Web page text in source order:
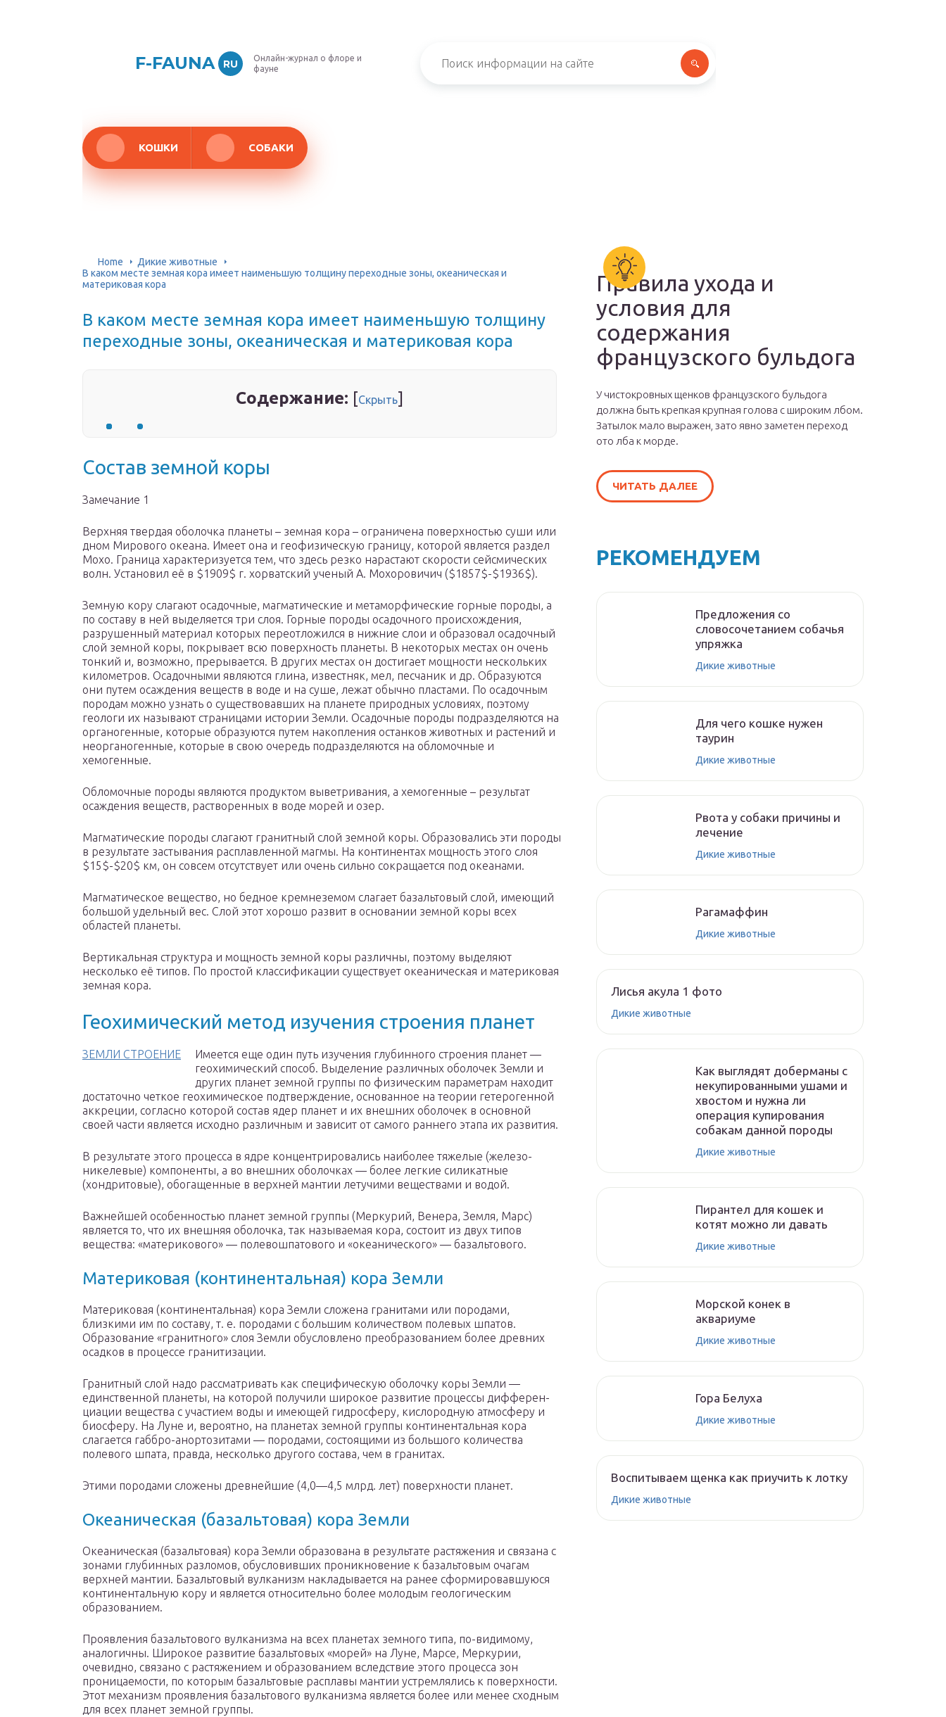
F-FAUNA RU
Онлайн-журнал о флоре и
фауне
КОШКИ СОБАКИ
Home
Дикие животные
В каком месте земная кора имеет наименьшую толщину переходные зоны, океаническая и
материковая кора
В каком месте земная кора имеет наименьшую толщину
переходные зоны, океаническая и материковая кора
Содержание: [Скрыть]
Состав земной коры
Замечание 1
Верхняя твердая оболочка планеты – земная кора – ограничена поверхностью суши или
дном Мирового океана. Имеет она и геофизическую границу, которой является раздел
Мохо. Граница характеризуется тем, что здесь резко нарастают скорости сейсмических
волн. Установил её в $1909$ г. хорватский ученый А. Мохоровичич ($1857$-$1936$).
Земную кору слагают осадочные, магматические и метаморфические горные породы, а
по составу в ней выделяется три слоя. Горные породы осадочного происхождения,
разрушенный материал которых переотложился в нижние слои и образовал осадочный
слой земной коры, покрывает всю поверхность планеты. В некоторых местах он очень
тонкий и, возможно, прерывается. В других местах он достигает мощности нескольких
километров. Осадочными являются глина, известняк, мел, песчаник и др. Образуются
они путем осаждения веществ в воде и на суше, лежат обычно пластами. По осадочным
породам можно узнать о существовавших на планете природных условиях, поэтому
геологи их называют страницами истории Земли. Осадочные породы подразделяются на
органогенные, которые образуются путем накопления останков животных и растений и
неорганогенные, которые в свою очередь подразделяются на обломочные и
хемогенные.
Обломочные породы являются продуктом выветривания, а хемогенные – результат
осаждения веществ, растворенных в воде морей и озер.
Магматические породы слагают гранитный слой земной коры. Образовались эти породы
в результате застывания расплавленной магмы. На континентах мощность этого слоя
$15$-$20$ км, он совсем отсутствует или очень сильно сокращается под океанами.
Магматическое вещество, но бедное кремнеземом слагает базальтовый слой, имеющий
большой удельный вес. Слой этот хорошо развит в основании земной коры всех
областей планеты.
Вертикальная структура и мощность земной коры различны, поэтому выделяют
несколько её типов. По простой классификации существует океаническая и материковая
земная кора.
Геохимический метод изучения строения планет
ЗЕМЛИ СТРОЕНИЕ
Имеется еще один путь изучения глубинного строения пла­нет —
геохимический способ. Выделение различных оболочек Земли и
других планет земной группы по физическим параметрам находит
достаточно четкое геохимическое подтверждение, основанное на теории гетерогенной
аккреции, согласно кото­рой состав ядер планет и их внешних оболочек в основной
своей части является исходно различным и зависит от само­го раннего этапа их развития.
В результате этого процесса в ядре концентрировались наиболее тяжелые (железо-
никелевые) компоненты, а во внешних оболочках — более легкие сили­катные
(хондритовые), обогащенные в верхней мантии лету­чими веществами и водой.
Важнейшей особенностью планет земной группы (Меркурий, Венера, Земля, Марс)
явля­ется то, что их внешняя оболочка, так называемая кора, со­стоит из двух типов
вещества: «материкового» — полевошпа­тового и «океанического» — базальтового.
Материковая (континентальная) кора Земли
Материковая (континентальная) кора Земли сложена гранитами или породами,
близкими им по составу, т. е. породами с большим количеством полевых шпатов.
Образование «гра­нитного» слоя Земли обусловлено преобразованием более древних
осадков в процессе гранитизации.
Гранитный слой надо рассматривать как специ­фическую оболочку коры Земли —
единственной планеты, на которой получили широкое развитие процессы дифферен­
циации вещества с участием воды и имеющей гидросферу, кислородную атмосферу и
биосферу. На Луне и, вероятно, на планетах земной группы континентальная кора
слагается габбро-анортозитами — породами, состоящими из большого количества
полевого шпата, правда, несколько другого соста­ва, чем в гранитах.
Этими породами сложены древнейшие (4,0—4,5 млрд. лет) поверхности планет.
Океаническая (базальтовая) кора Земли
Океаническая (базальтовая) кора Земли образована в ре­зультате растяжения и связана с
зонами глубинных разло­мов, обусловивших проникновение к базальтовым очагам
верхней мантии. Базальтовый вулканизм накладывается на ра­нее сформировавшуюся
континентальную кору и является от­носительно более молодым геологическим
образованием.
Проявления базаль­тового вулканизма на всех планетах земного типа, по-видимому,
аналогичны. Широкое развитие базальтовых «морей» на Луне, Марсе, Меркурии,
очевидно, связано с растяжени­ем и образованием вследствие этого процесса зон
проницае­мости, по которым базальтовые расплавы мантии устрем­лялись к поверхности.
Этот механизм проявления базальто­вого вулканизма является более или менее сходным
для всех планет земной группы.
Правила ухода и
условия для
содержания
французского бульдога
У чистокровных щенков французского бульдога
должна быть крепкая крупная голова с широким лбом.
Затылок мало выражен, зато явно заметен переход
ото лба к морде.
ЧИТАТЬ ДАЛЕЕ
РЕКОМЕНДУЕМ
Предложения со
словосочетанием собачья
упряжка
Дикие животные
Для чего кошке нужен
таурин
Дикие животные
Рвота у собаки причины и
лечение
Дикие животные
Рагамаффин
Дикие животные
Лисья акула 1 фото
Дикие животные
Как выглядят доберманы с
некупированными ушами и
хвостом и нужна ли
операция купирования
собакам данной породы
Дикие животные
Пирантел для кошек и
котят можно ли давать
Дикие животные
Морской конек в
аквариуме
Дикие животные
Гора Белуха
Дикие животные
Воспитываем щенка как приучить к лотку
Дикие животные